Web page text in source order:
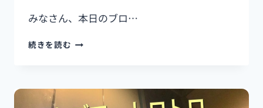
みなさん、本日のブロ…
続きを読む
中